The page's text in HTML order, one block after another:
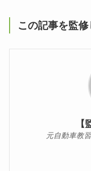
この記事を監修
【
元自動車教